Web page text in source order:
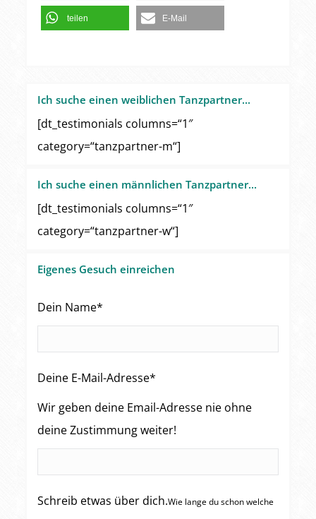
teilen E-Mail
Ich suche einen weiblichen Tanzpartner...
[dt_testimonials columns=“1″
category=“tanzpartner-m“]
Ich suche einen männlichen Tanzpartner...
[dt_testimonials columns=“1″
category=“tanzpartner-w“]
Eigenes Gesuch einreichen
Dein Name*
Deine E-Mail-Adresse*
Wir geben deine Email-Adresse nie ohne
deine Zustimmung weiter!
Schreib etwas über dich.Wie lange du schon welche